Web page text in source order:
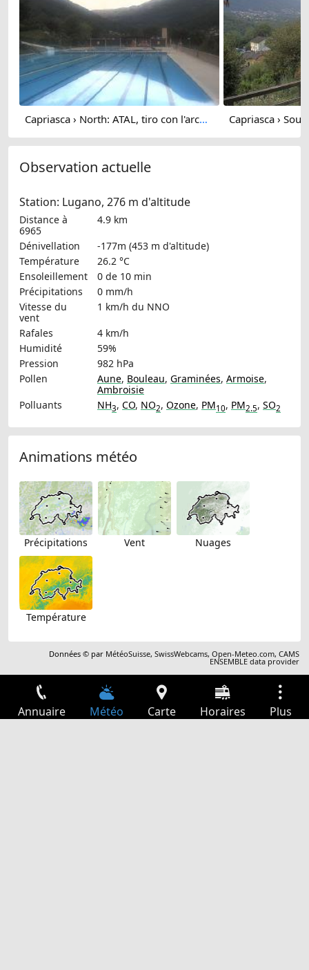
Capriasca › North: ATAL, tiro con l'arco - Centro balneare Capriasca - Arena sportiva Capriasca - Parco Melontano
Observation actuelle
Station: Lugano, 276 m d'altitude
Distance à
6965
4.9 km
Dénivellation
-177m (453 m d'altitude)
Température
26.2 °C
Ensoleillement
0 de 10 min
Précipitations
0 mm/h
Vitesse du
vent
1 km/h du NNO
Rafales
4 km/h
Humidité
59%
Pression
982 hPa
Pollen
Aune, Bouleau, Graminées, Armoise,
Ambroisie
Polluants
NH3, CO, NO2, Ozone, PM10, PM2.5, SO2
Animations météo
Précipitations Vent Nuages
Température
Données © par MétéoSuisse,SwissWebcams,Open-Meteo.com,CAMS
ENSEMBLE data provider
Annuaire Météo Carte Horaires Plus